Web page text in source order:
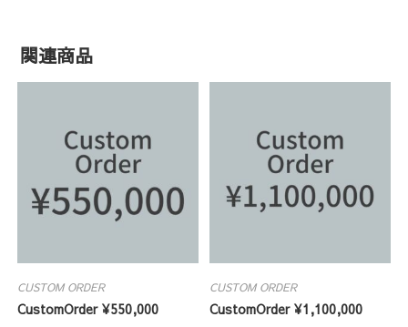
関連商品
CUSTOM ORDER
CustomOrder ¥550,000
CUSTOM ORDER
CustomOrder ¥1,100,000